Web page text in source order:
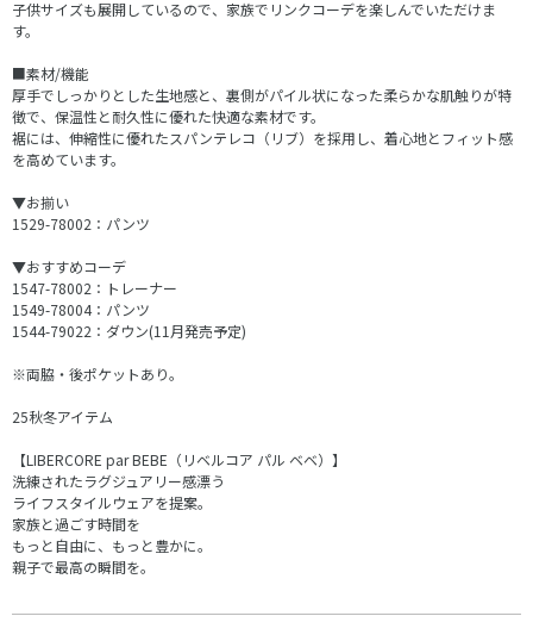
子供サイズも展開しているので、家族でリンクコーデを楽しんでいただけま
す。
■素材/機能
厚手でしっかりとした生地感と、裏側がパイル状になった柔らかな肌触りが特
徴で、保温性と耐久性に優れた快適な素材です。
裾には、伸縮性に優れたスパンテレコ（リブ）を採用し、着心地とフィット感
を高めています。
▼お揃い
1529-78002：パンツ
▼おすすめコーデ
1547-78002：トレーナー
1549-78004：パンツ
1544-79022：ダウン(11月発売予定)
※両脇・後ポケットあり。
25秋冬アイテム
【LIBERCORE par BEBE（リベルコア パル ベベ）】
洗練されたラグジュアリー感漂う
ライフスタイルウェアを提案。
家族と過ごす時間を
もっと自由に、もっと豊かに。
親子で最高の瞬間を。